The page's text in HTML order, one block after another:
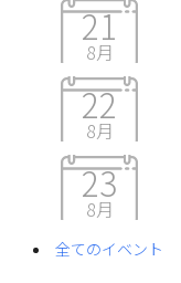
21
8月
22
8月
23
8月
全てのイベント